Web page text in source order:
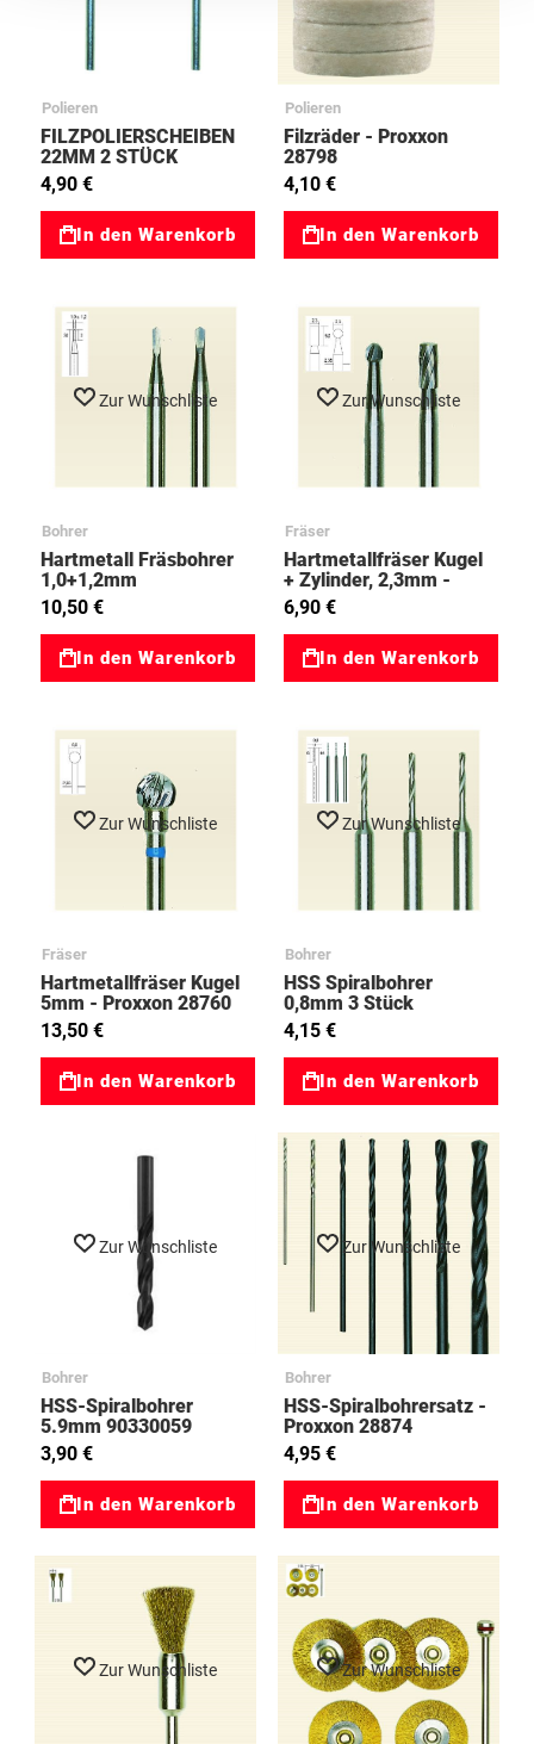
Polieren
FILZPOLIERSCHEIBEN
22MM 2 STÜCK
03028299
4,90 €
In den Warenkorb
Polieren
Filzräder - Proxxon
28798
4,10 €
In den Warenkorb
Zur Wunschliste
Bohrer
Hartmetall Fräsbohrer
1,0+1,2mm
10,50 €
In den Warenkorb
Zur Wunschliste
Fräser
Hartmetallfräser Kugel
+ Zylinder, 2,3mm -
Proxxon 28750
6,90 €
In den Warenkorb
Zur Wunschliste
Fräser
Hartmetallfräser Kugel
5mm - Proxxon 28760
13,50 €
In den Warenkorb
Zur Wunschliste
Bohrer
HSS Spiralbohrer
0,8mm 3 Stück
4,15 €
In den Warenkorb
Zur Wunschliste
Bohrer
HSS-Spiralbohrer
5.9mm 90330059
3,90 €
In den Warenkorb
Zur Wunschliste
Bohrer
HSS-Spiralbohrersatz -
Proxxon 28874
4,95 €
In den Warenkorb
Zur Wunschliste Zur Wunschliste